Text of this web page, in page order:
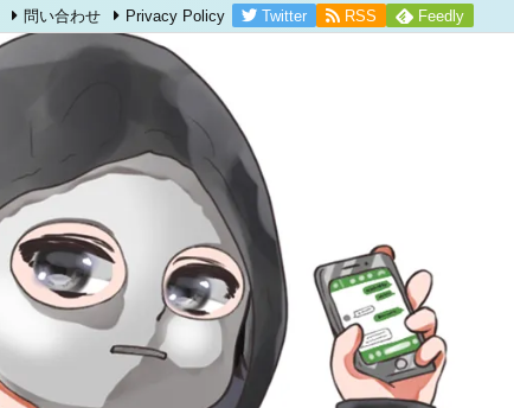
問い合わせ Privacy Policy Twitter RSS Feedly